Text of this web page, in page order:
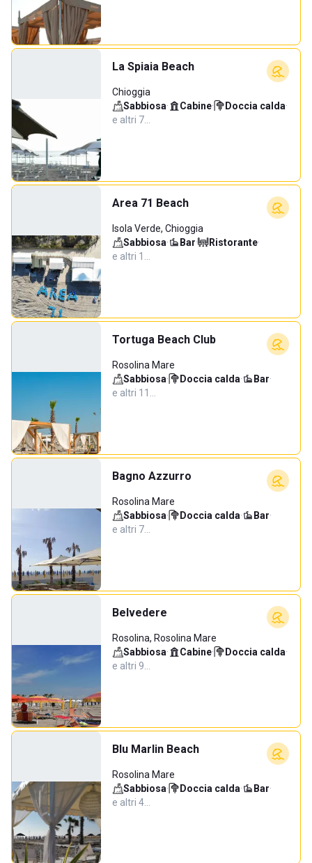
La Spiaia Beach
Chioggia
Sabbiosa· Cabine· Doccia calda·
e altri 7…
Area 71 Beach
Isola Verde, Chioggia
Sabbiosa· Bar· Ristorante·
e altri 1…
Tortuga Beach Club
Rosolina Mare
Sabbiosa· Doccia calda· Bar·
e altri 11…
Bagno Azzurro
Rosolina Mare
Sabbiosa· Doccia calda· Bar·
e altri 7…
Belvedere
Rosolina, Rosolina Mare
Sabbiosa· Cabine· Doccia calda·
e altri 9…
Blu Marlin Beach
Rosolina Mare
Sabbiosa· Doccia calda· Bar·
e altri 4…